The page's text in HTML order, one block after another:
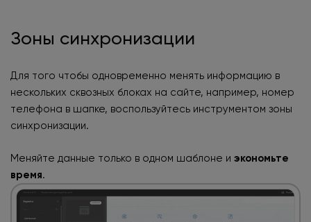
Зоны синхронизации
Для того чтобы одновременно менять информацию в
нескольких сквозных блоках на сайте, например, номер
телефона в шапке, воспользуйтесь инструментом зоны
синхронизации.
Меняйте данные только в одном шаблоне и экономьте
время.